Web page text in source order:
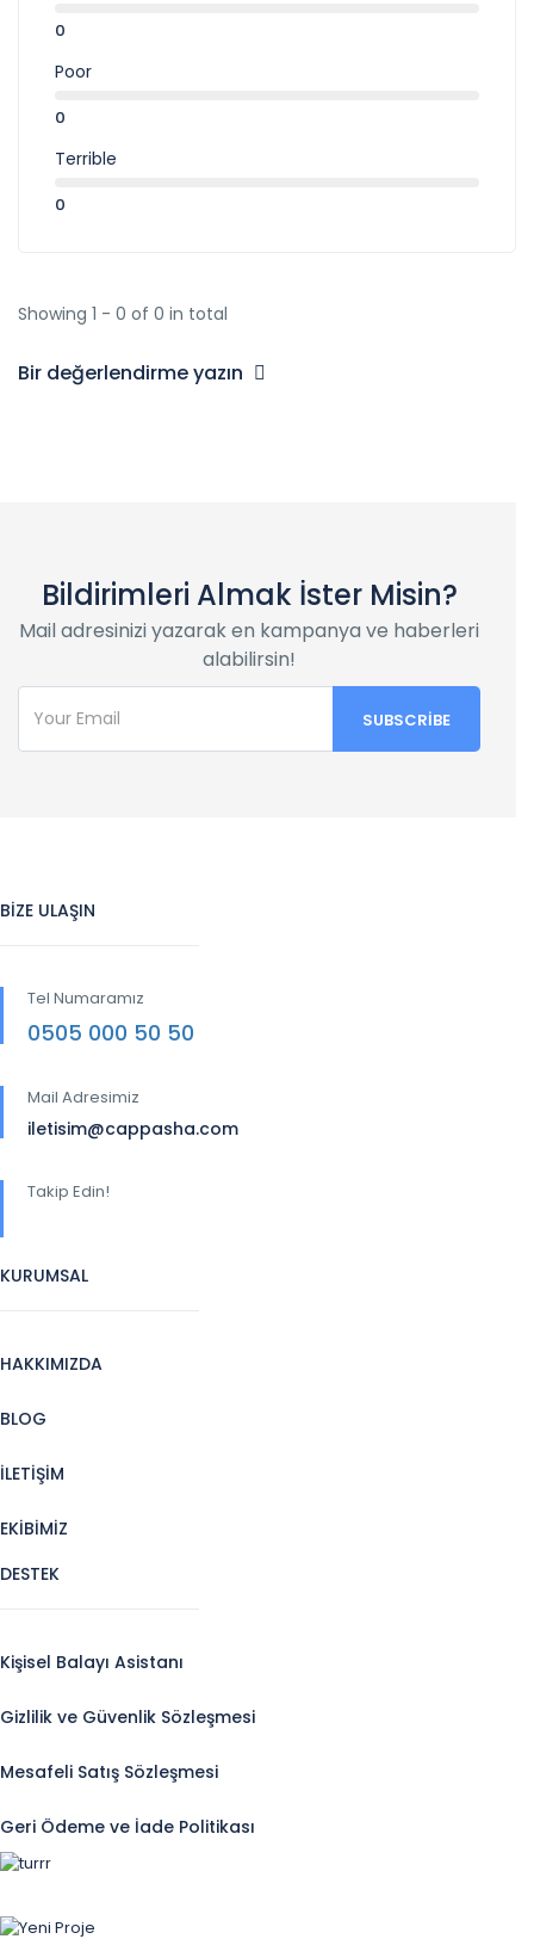
0
Poor
0
Terrible
0
Showing 1 - 0 of 0 in total
Bir değerlendirme yazın
Bildirimleri Almak İster Misin?
Mail adresinizi yazarak en kampanya ve haberleri
alabilirsin!
BİZE ULAŞIN
Tel Numaramız
0505 000 50 50
Mail Adresimiz
iletisim@cappasha.com
Takip Edin!
KURUMSAL
HAKKIMIZDA
BLOG
İLETİŞİM
EKİBİMİZ
DESTEK
Kişisel Balayı Asistanı
Gizlilik ve Güvenlik Sözleşmesi
Mesafeli Satış Sözleşmesi
Geri Ödeme ve İade Politikası